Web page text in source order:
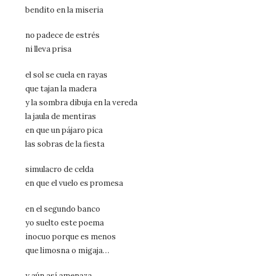
bendito en la miseria
no padece de estrés
ni lleva prisa
el sol se cuela en rayas
que tajan la madera
y la sombra dibuja en la vereda
la jaula de mentiras
en que un pájaro pica
las sobras de la fiesta
simulacro de celda
en que el vuelo es promesa
en el segundo banco
yo suelto este poema
inocuo porque es menos
que limosna o migaja…